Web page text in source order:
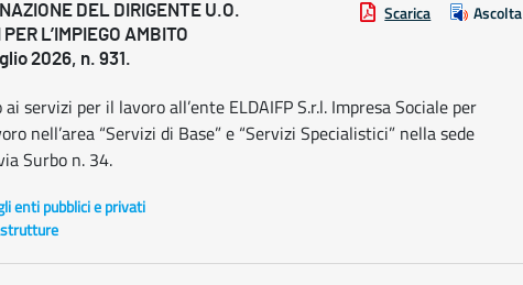
DEL DIRIGENTE U.O.
L’IMPIEGO AMBITO
2026, n. 931.
Scarica Ascolta
servizi per il lavoro all’ente ELDAIFP S.r.l. Impresa Sociale per
nell’area “Servizi di Base” e “Servizi Specialistici” nella sede
Surbo n. 34.
enti pubblici e privati